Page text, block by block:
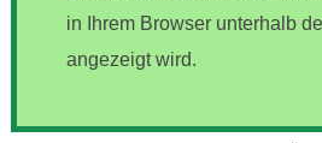
in Ihrem Browser unterhalb
angezeigt wird.